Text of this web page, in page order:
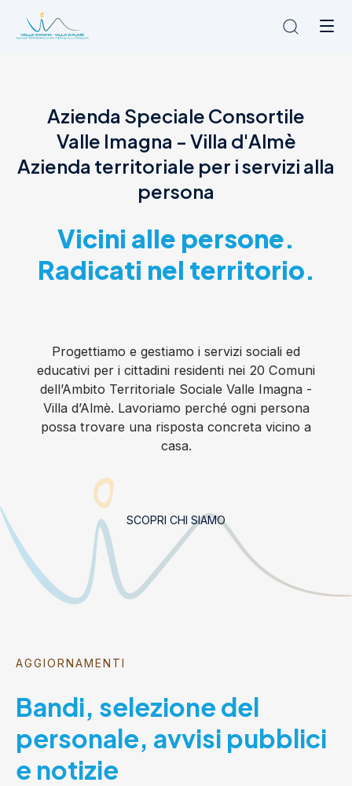
L'Ambito
Cosa facciamo
News
Amministrazione trasparente
Azienda Speciale Consortile
Valle Imagna - Villa d'Almè
Azienda territoriale per i servizi alla
persona
Vicini alle persone.
Radicati nel territorio.
Progettiamo e gestiamo i servizi sociali ed
educativi per i cittadini residenti nei 20 Comuni
dell’Ambito Territoriale Sociale Valle Imagna -
Villa d’Almè. Lavoriamo perché ogni persona
possa trovare una risposta concreta vicino a
casa.
SCOPRI CHI SIAMO
AGGIORNAMENTI
Bandi, selezione del
personale, avvisi pubblici
e notizie